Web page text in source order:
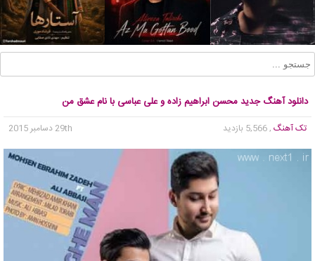
دانلود آهنگ جدید محسن ابراهیم زاده و علی عباسی با نام عشق من
تک آهنگ , 5,566 بازدید 29th دسامبر 2015